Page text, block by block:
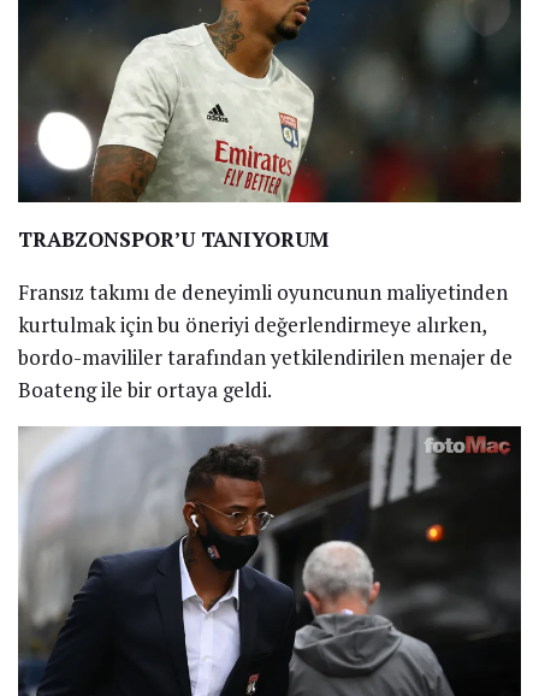
TRABZONSPOR’U TANIYORUM
Fransız takımı de deneyimli oyuncunun maliyetinden
kurtulmak için bu öneriyi değerlendirmeye alırken,
bordo-mavililer tarafından yetkilendirilen menajer de
Boateng ile bir ortaya geldi.